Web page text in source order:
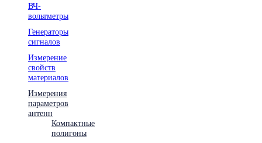
ВЧ-
вольтметры
Генераторы
сигналов
Измерение
свойств
материалов
Измерения
параметров
антенн
Компактные
полигоны